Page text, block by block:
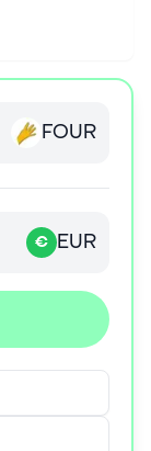
FOUR
€ EUR